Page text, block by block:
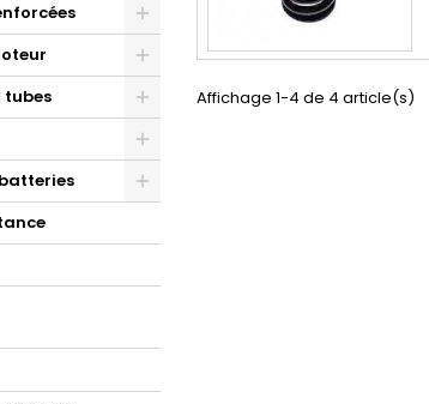
tubes
Affichage 1-4 de 4 article(s)